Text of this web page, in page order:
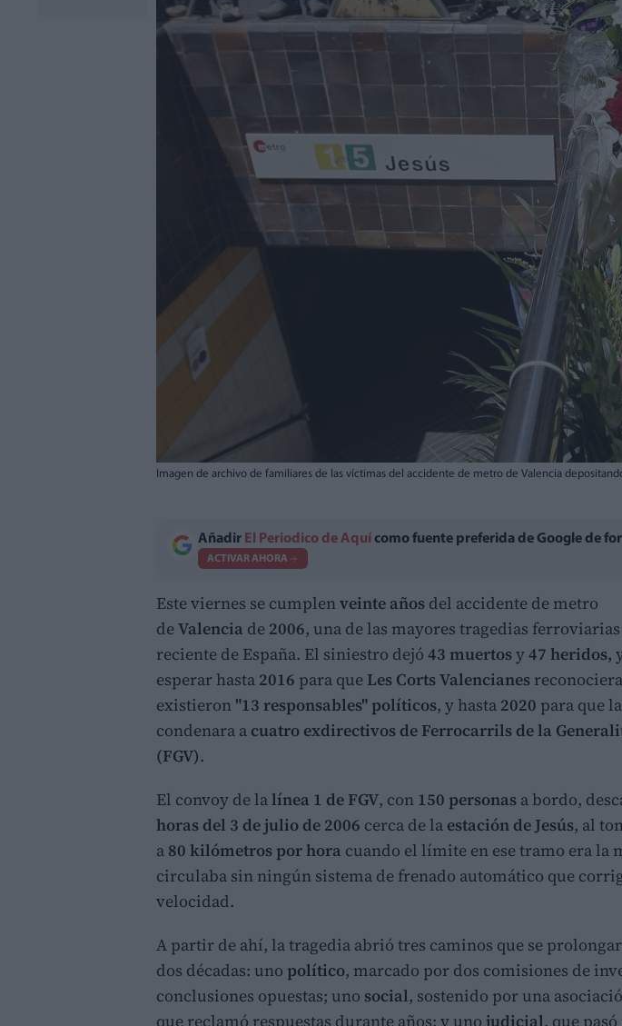
Imagen de archivo de familiares de las víctimas del accidente de metro de Valencia
Añadir El Periodico de Aquí como fuente preferida de Google de
ACTIVAR AHORA
Este viernes se cumplenveinte años del accidente de metro
deValencia de 2006, una de las mayores tragedias
reciente de España. El siniestro dejó 43 muertosy47 heridos,
esperar hasta 2016 para que Les Corts Valencianes
existieron "13 responsables" políticos, y hasta 2020 para que
condenara a cuatro exdirectivos de Ferrocarrils de la
(FGV).
El convoy de lalínea 1 de FGV, con 150 personas a bordo,
horas del 3 de julio de 2006 cerca de la estación de Jesús, al
a 80 kilómetros por hora cuando el límite en ese tramo era la
circulaba sin ningún sistema de frenado automático que
velocidad.
A partir de ahí, la tragedia abrió tres caminos que se
dos décadas: uno político, marcado por dos comisiones de
conclusiones opuestas; uno social, sostenido por una
que reclamó respuestas durante años; y uno judicial, que